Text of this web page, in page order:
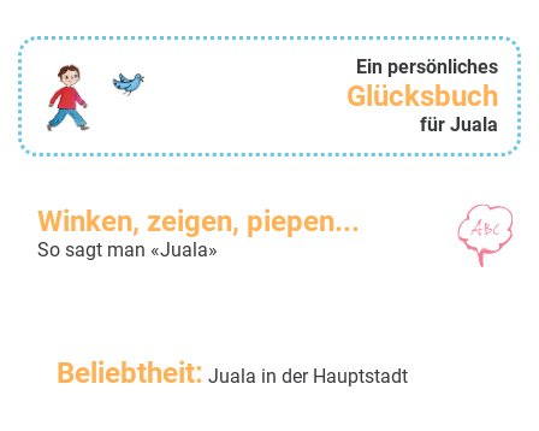
Ein persönliches
Glücksbuch
für Juala
Winken, zeigen, piepen...
So sagt man «Juala»
Beliebtheit: Juala in der Hauptstadt